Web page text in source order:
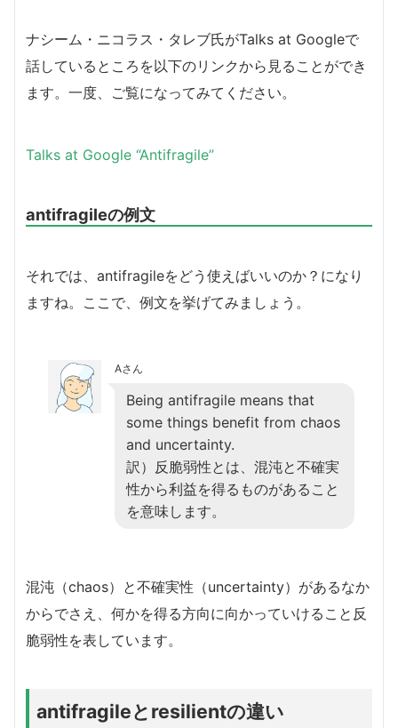
ナシーム・ニコラス・タレブ氏がTalks at Googleで
話しているところを以下のリンクから見ることができ
ます。一度、ご覧になってみてください。
Talks at Google “Antifragile”
antifragileの例文
それでは、antifragileをどう使えばいいのか？になり
ますね。ここで、例文を挙げてみましょう。
Aさん
Being antifragile means that
some things benefit from chaos
and uncertainty.
訳）反脆弱性とは、混沌と不確実
性から利益を得るものがあること
を意味します。
混沌（chaos）と不確実性（uncertainty）があるなか
からでさえ、何かを得る方向に向かっていけること反
脆弱性を表しています。
antifragileとresilientの違い